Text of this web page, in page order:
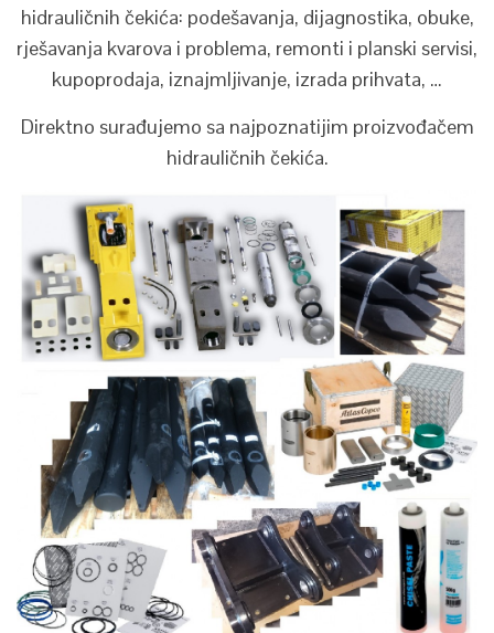
hidrauličnih čekića: podešavanja, dijagnostika, obuke,
rješavanja kvarova i problema, remonti i planski servisi,
kupoprodaja, iznajmljivanje, izrada prihvata, …
Direktno surađujemo sa najpoznatijim proizvođačem
hidrauličnih čekića.